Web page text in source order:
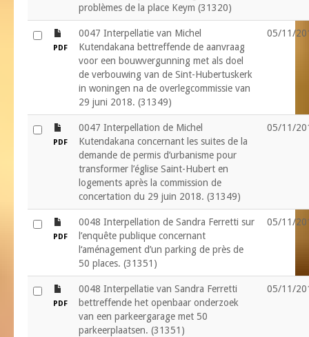
problèmes de la place Keym (31320)
PDF
0047 Interpellatie van Michel
Kutendakana bettreffende de aanvraag
voor een bouwvergunning met als doel
de verbouwing van de Sint-Hubertuskerk
in woningen na de overlegcommissie van
29 juni 2018. (31349)
05/11/
PDF
0047 Interpellation de Michel
Kutendakana concernant les suites de la
demande de permis d’urbanisme pour
transformer l’église Saint-Hubert en
logements après la commission de
concertation du 29 juin 2018. (31349)
05/11/
PDF
0048 Interpellation de Sandra Ferretti sur
l’enquête publique concernant
l‘aménagement d’un parking de près de
50 places. (31351)
05/11/
PDF
0048 Interpellatie van Sandra Ferretti
bettreffende het openbaar onderzoek
van een parkeergarage met 50
parkeerplaatsen. (31351)
05/11/